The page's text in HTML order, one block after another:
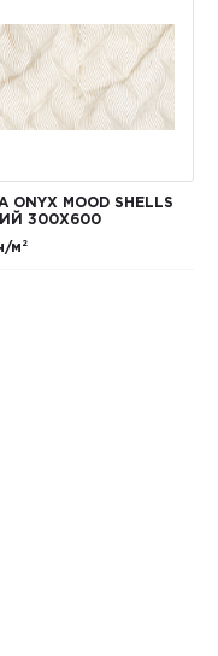
MOOD SHELLS
300X600
м²